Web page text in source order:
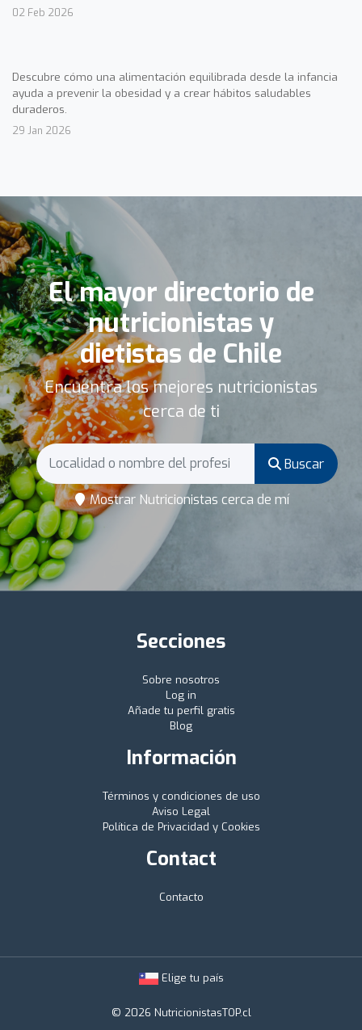
02 Feb 2026
Descubre cómo una alimentación equilibrada desde la infancia
ayuda a prevenir la obesidad y a crear hábitos saludables
duraderos.
29 Jan 2026
El mayor directorio de
nutricionistas y
dietistas de Chile
Encuentra los mejores nutricionistas
cerca de ti
Buscar
Mostrar Nutricionistas cerca de mí
Secciones
Sobre nosotros
Log in
Añade tu perfil gratis
Blog
Información
Términos y condiciones de uso
Aviso Legal
Política de Privacidad y Cookies
Contact
Contacto
Elige tu país
© 2026 NutricionistasTOP.cl